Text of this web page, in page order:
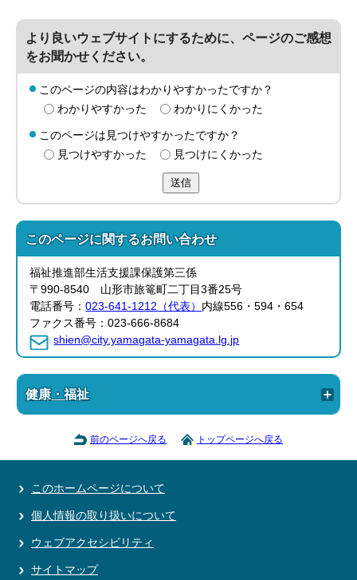
より良いウェブサイトにするために、ページのご感想
をお聞かせください。
このページの内容はわかりやすかったですか？
わかりやすかった
わかりにくかった
このページは見つけやすかったですか？
見つけやすかった
見つけにくかった
送信
このページに関するお問い合わせ
福祉推進部生活支援課保護第三係
〒990-8540 山形市旅篭町二丁目3番25号
電話番号：023-641-1212（代表） 内線556・594・654
ファクス番号：023-666-8684
shien@city.yamagata-yamagata.lg.jp
健康・福祉
前のページへ戻る トップページへ戻る
このホームページについて
個人情報の取り扱いについて
ウェブアクセシビリティ
サイトマップ